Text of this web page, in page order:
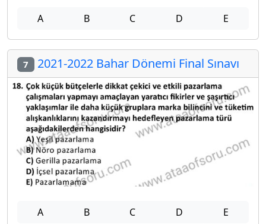
A B C D E
7 2021-2022 Bahar Dönemi Final Sınavı
A B C D E